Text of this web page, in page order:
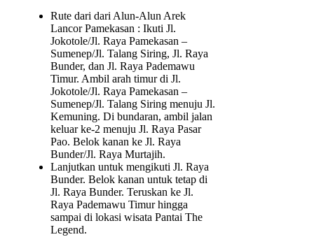
Rute dari dari Alun-Alun Arek
Lancor Pamekasan : Ikuti Jl.
Jokotole/Jl. Raya Pamekasan –
Sumenep/Jl. Talang Siring, Jl. Raya
Bunder, dan Jl. Raya Pademawu
Timur. Ambil arah timur di Jl.
Jokotole/Jl. Raya Pamekasan –
Sumenep/Jl. Talang Siring menuju Jl.
Kemuning. Di bundaran, ambil jalan
keluar ke-2 menuju Jl. Raya Pasar
Pao. Belok kanan ke Jl. Raya
Bunder/Jl. Raya Murtajih.
Lanjutkan untuk mengikuti Jl. Raya
Bunder. Belok kanan untuk tetap di
Jl. Raya Bunder. Teruskan ke Jl.
Raya Pademawu Timur hingga
sampai di lokasi wisata Pantai The
Legend.